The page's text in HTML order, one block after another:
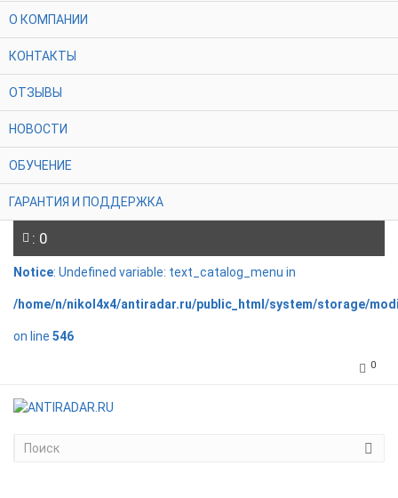
О КОМПАНИИ
КОНТАКТЫ
ОТЗЫВЫ
НОВОСТИ
ОБУЧЕНИЕ
ГАРАНТИЯ И ПОДДЕРЖКА
: 0
Notice: Undefined variable: text_catalog_menu in
/home/n/nikol4x4/antiradar.ru/public_html/system/storage/
on line 546
0